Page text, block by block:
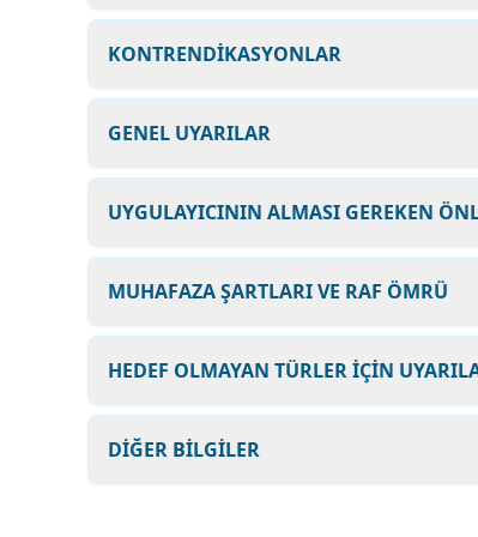
KONTRENDİKASYONLAR
GENEL UYARILAR
UYGULAYICININ ALMASI GEREKEN
MUHAFAZA ŞARTLARI VE RAF ÖMRÜ
HEDEF OLMAYAN TÜRLER İÇİN
DİĞER BİLGİLER